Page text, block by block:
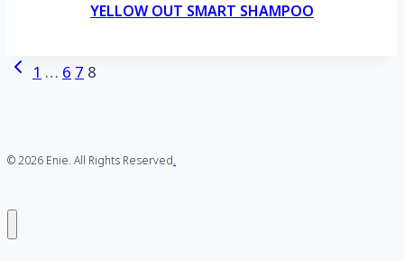
YELLOW OUT SMART SHAMPOO
Page
Previous
1…678
© 2026 Enie. All Rights Reserved.